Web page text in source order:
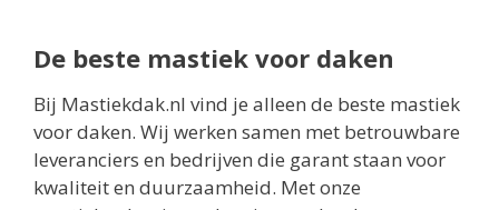
De beste mastiek voor daken
Bij Mastiekdak.nl vind je alleen de beste mastiek
voor daken. Wij werken samen met betrouwbare
leveranciers en bedrijven die garant staan voor
kwaliteit en duurzaamheid. Met onze